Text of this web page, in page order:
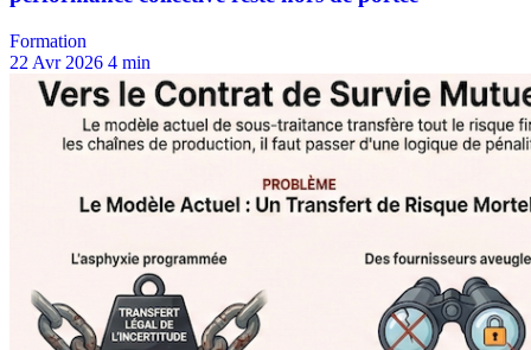
Formation
22 Avr 2026 4 min